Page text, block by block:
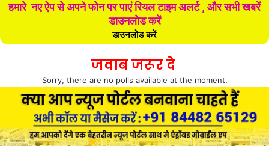
हमारे नए ऐप से अपने फोन पर पाएं रियल टाइम अलर्ट , और सभी खबरें
डाउनलोड करें
डाउनलोड करें
जवाब जरूर दे
Sorry, there are no polls available at the moment.